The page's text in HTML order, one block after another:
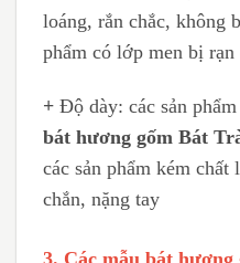
loáng, rắn chắc, không
phẩm có lớp men bị
+ Độ dày: các sản
bát hương gốm Bát
các sản phẩm kém
chắn, nặng tay
3. Các mẫu bát